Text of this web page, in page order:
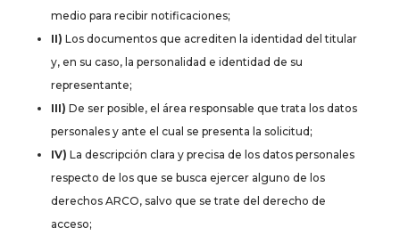
medio para recibir notificaciones;
II) Los documentos que acrediten la identidad del titular
y, en su caso, la personalidad e identidad de su
representante;
III) De ser posible, el área responsable que trata los datos
personales y ante el cual se presenta la solicitud;
IV) La descripción clara y precisa de los datos personales
respecto de los que se busca ejercer alguno de los
derechos ARCO, salvo que se trate del derecho de
acceso;